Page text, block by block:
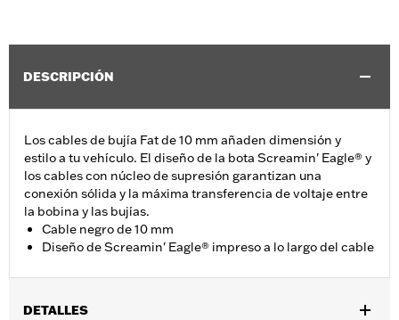
DESCRIPCIÓN
Los cables de bujía Fat de 10 mm añaden dimensión y
estilo a tu vehículo. El diseño de la bota Screamin' Eagle® y
los cables con núcleo de supresión garantizan una
conexión sólida y la máxima transferencia de voltaje entre
la bobina y las bujías.
Cable negro de 10 mm
Diseño de Screamin' Eagle® impreso a lo largo del cable
DETALLES